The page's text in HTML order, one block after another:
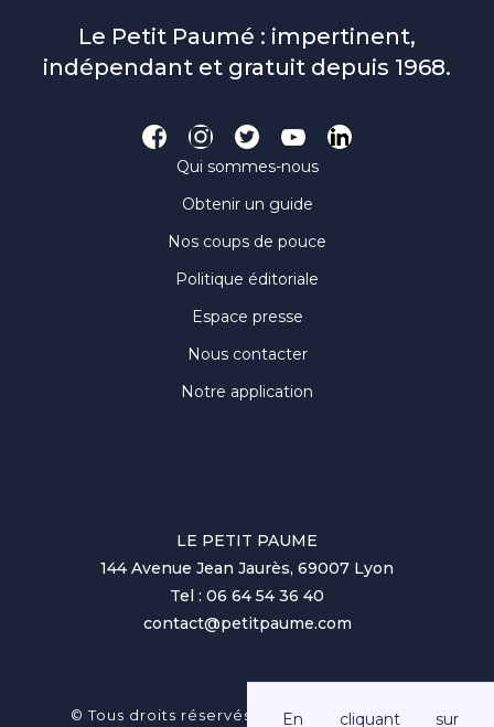
Le Petit Paumé : impertinent,
indépendant et gratuit depuis 1968.
Qui sommes-nous
Obtenir un guide
Nos coups de pouce
Politique éditoriale
Espace presse
Nous contacter
Notre application
LE PETIT PAUME
144 Avenue Jean Jaurès, 69007 Lyon
Tel : 06 64 54 36 40
contact@petitpaume.com
© Tous droits réservés au Petit Paumé 2025
En cliquant sur